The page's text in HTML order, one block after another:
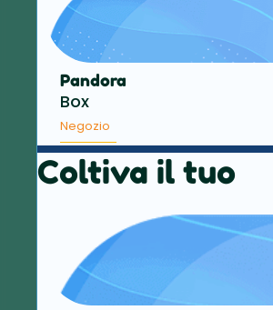
Pandora
Box
Negozio
Coltiva il tuo